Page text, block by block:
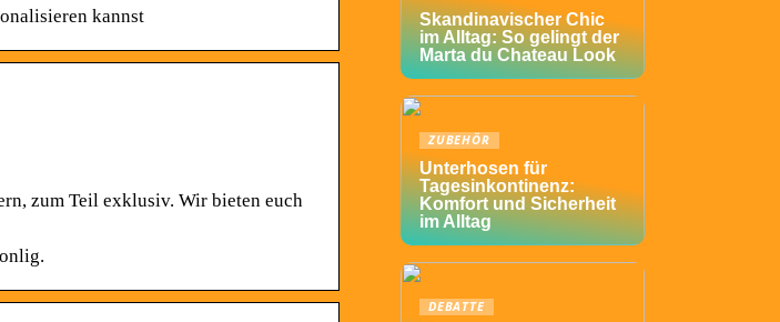
kannst
zum Teil exklusiv. Wir bieten euch
Skandinavischer Chic
im Alltag: So gelingt der
Marta du Chateau Look
ZUBEHÖR
Unterhosen für
Tagesinkontinenz:
Komfort und Sicherheit
im Alltag
DEBATTE